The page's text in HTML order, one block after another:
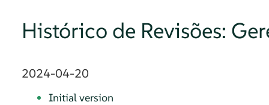
Histórico de Revisões:
2024-04-20
Initial version